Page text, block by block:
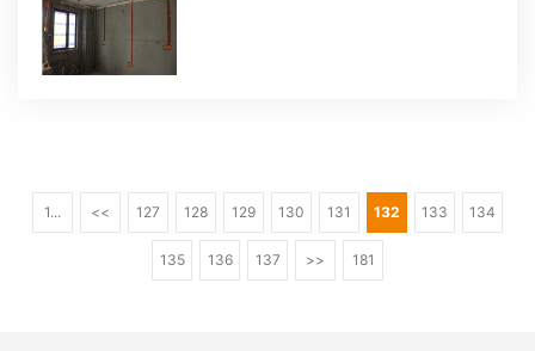
1... << 127 128 129 130 131 132 133 134
135 136 137 >> 181